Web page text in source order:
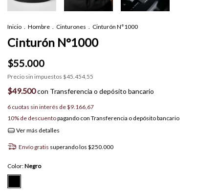
Inicio . Hombre . Cinturones . Cinturón N°1000
Cinturón N°1000
$55.000
Precio sin impuestos $45.454,55
$49.500con Transferencia o depósito bancario
6 cuotas sin interés de$9.166,67
10% de descuentopagando con Transferencia o depósito bancario
Ver más detalles
Envío gratis superando los $250.000
Color:Negro